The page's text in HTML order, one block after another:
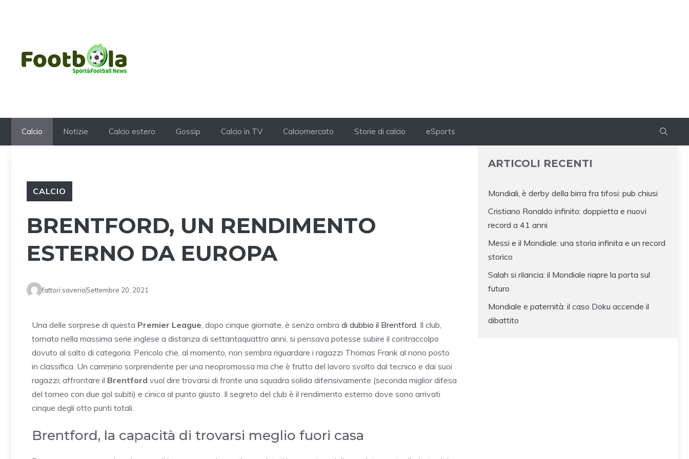
Calcio Notizie Calcio estero Gossip Calcio in TV Calciomercato Storie di calcio eSports
CALCIO
BRENTFORD, UN RENDIMENTO
ESTERNO DA EUROPA
fattori.saverioSettembre 20, 2021
Una delle sorprese di questa Premier League, dopo cinque giornate, è senza ombra di dubbio il Brentford. Il club,
tornato nella massima serie inglese a distanza di settantaquattro anni, si pensava potesse subire il contraccolpo
dovuto al salto di categoria. Pericolo che, al momento, non sembra riguardare i ragazzi Thomas Frank al nono posto
in classifica. Un cammino sorprendente per una neopromossa ma che è frutto del lavoro svolto dal tecnico e dai suoi
ragazzi; affrontare il Brentford vuol dire trovarsi di fronte una squadra solida difensivamente (seconda miglior difesa
del torneo con due gol subiti) e cinica al punto giusto. Il segreto del club è il rendimento esterno dove sono arrivati
cinque degli otto punti totali.
Brentford, la capacità di trovarsi meglio fuori casa
ARTICOLI RECENTI
Mondiali, è derby della birra fra tifosi: pub chiusi
Cristiano Ronaldo infinito: doppietta e nuovi
record a 41 anni
Messi e il Mondiale: una storia infinita e un record
storico
Salah si rilancia: il Mondiale riapre la porta sul
futuro
Mondiale e paternità: il caso Doku accende il
dibattito